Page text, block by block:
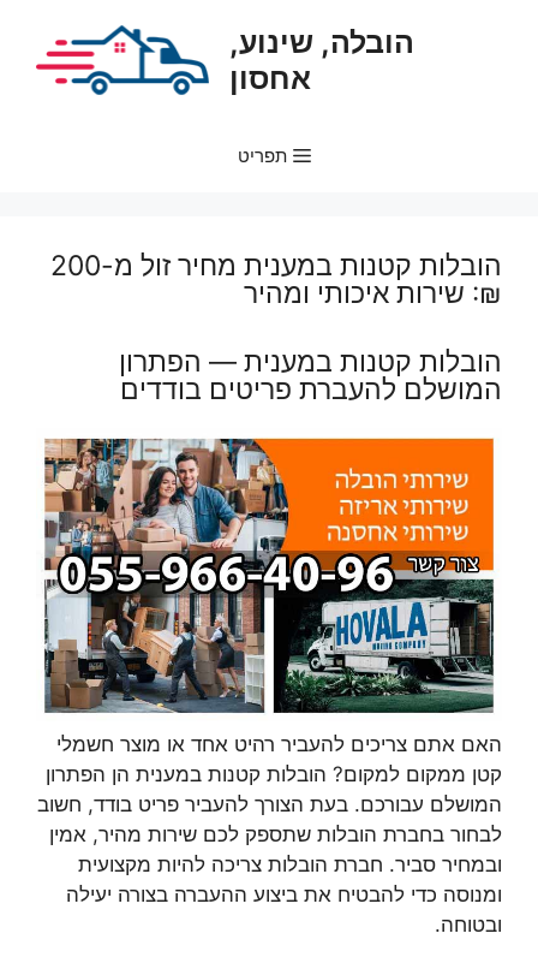
הובלה, שינוע,
אחסון
תפריט
הובלות קטנות במענית מחיר זול מ-200
₪: שירות איכותי ומהיר
הובלות קטנות במענית — הפתרון
המושלם להעברת פריטים בודדים
האם אתם צריכים להעביר רהיט אחד או מוצר חשמלי
קטן ממקום למקום? הובלות קטנות במענית הן הפתרון
המושלם עבורכם. בעת הצורך להעביר פריט בודד, חשוב
לבחור בחברת הובלות שתספק לכם שירות מהיר, אמין
ובמחיר סביר. חברת הובלות צריכה להיות מקצועית
ומנוסה כדי להבטיח את ביצוע ההעברה בצורה יעילה
ובטוחה.